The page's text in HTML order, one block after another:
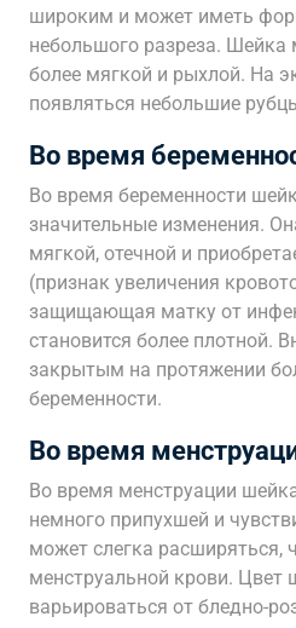
широким и может иметь
небольшого разреза.
более мягкой и рыхлой. На
появляться небольшие
Во время
Во время беременности
значительные изменения.
мягкой, отечной и
(признак увеличения
защищающая матку от
становится более плотной.
закрытым на протяжении
беременности.
Во время
Во время менструации
немного припухшей и
может слегка расширяться,
менструальной крови.
варьироваться от бледно-